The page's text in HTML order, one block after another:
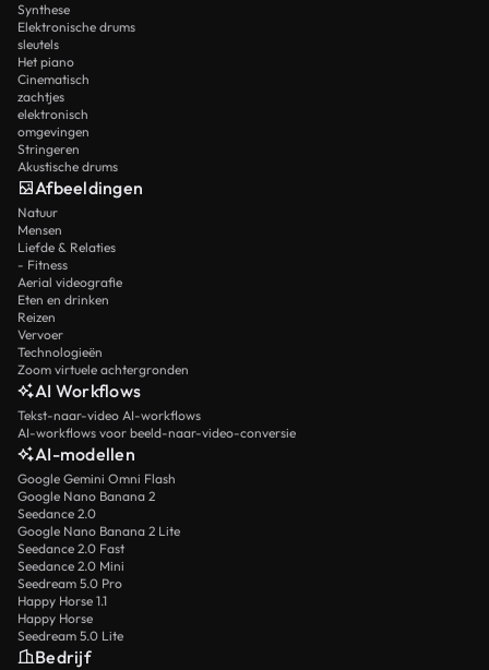
Synthese
Elektronische drums
sleutels
Het piano
Cinematisch
zachtjes
elektronisch
omgevingen
Stringeren
Akustische drums
Afbeeldingen
Natuur
Mensen
Liefde & Relaties
- Fitness
Aerial videografie
Eten en drinken
Reizen
Vervoer
Technologieën
Zoom virtuele achtergronden
AI Workflows
Tekst-naar-video AI-workflows
AI-workflows voor beeld-naar-video-conversie
AI-modellen
Google Gemini Omni Flash
Google Nano Banana 2
Seedance 2.0
Google Nano Banana 2 Lite
Seedance 2.0 Fast
Seedance 2.0 Mini
Seedream 5.0 Pro
Happy Horse 1.1
Happy Horse
Seedream 5.0 Lite
Bedrijf